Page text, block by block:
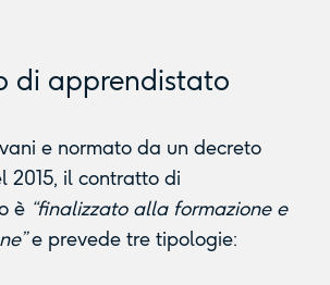
di apprendistato
e normato da un decreto
2015, il contratto di
è “finalizzato alla formazione e
e prevede tre tipologie: